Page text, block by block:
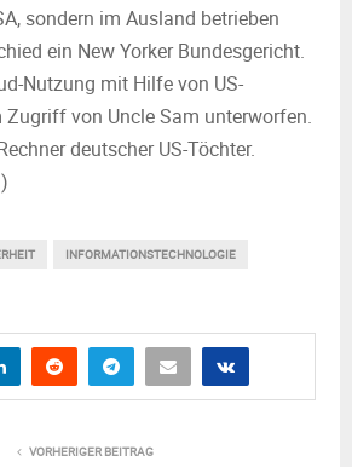
sondern im Ausland betrieben
ein New Yorker Bundesgericht.
Nutzung mit Hilfe von US-
Zugriff von Uncle Sam unterworfen.
deutscher US-Töchter.
INFORMATIONSTECHNOLOGIE
VORHERIGER BEITRAG